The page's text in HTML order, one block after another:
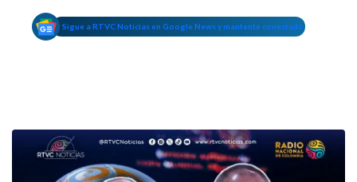
Sigue a RTVC Noticias en Google News y mantente conectado